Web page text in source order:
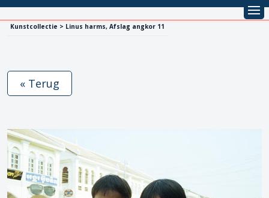
Kunstcollectie > Linus harms, Afslag angkor 11
« Terug